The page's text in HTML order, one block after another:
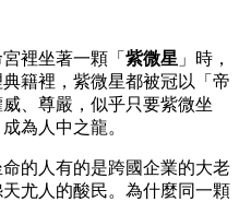
裡坐著一顆「 紫微星 」時，
籍裡，紫微星都被冠以「帝
、尊嚴，似乎只要紫微坐
為人中之龍。
的人有的是跨國企業的大老
尤人的酸民。為什麼同一顆